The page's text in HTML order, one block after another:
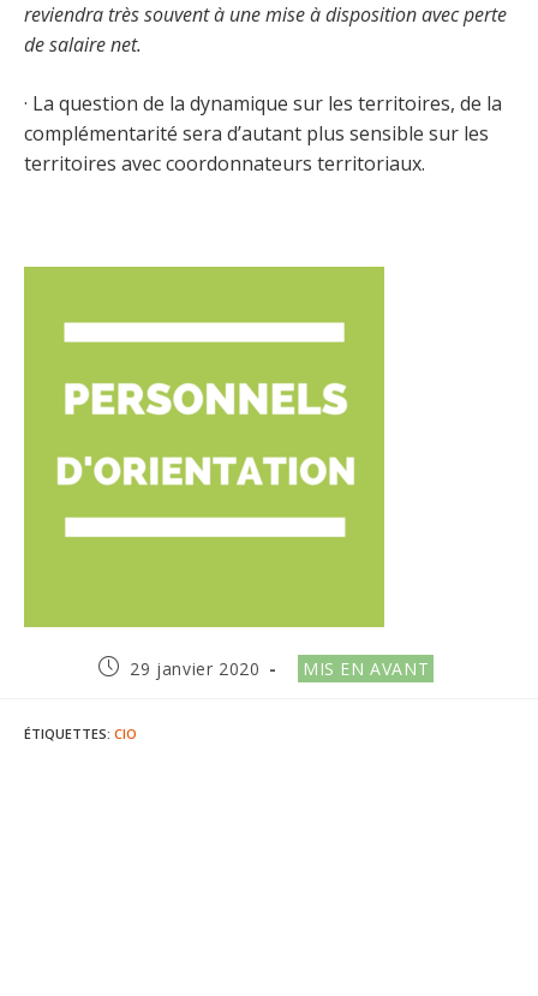
reviendra très souvent à une mise à disposition avec perte
de salaire net.
· La question de la dynamique sur les territoires, de la
complémentarité sera d’autant plus sensible sur les
territoires avec coordonnateurs territoriaux.
Publication
29 janvier 2020
Post
category:
MIS EN AVANT
ÉTIQUETTES: CIO